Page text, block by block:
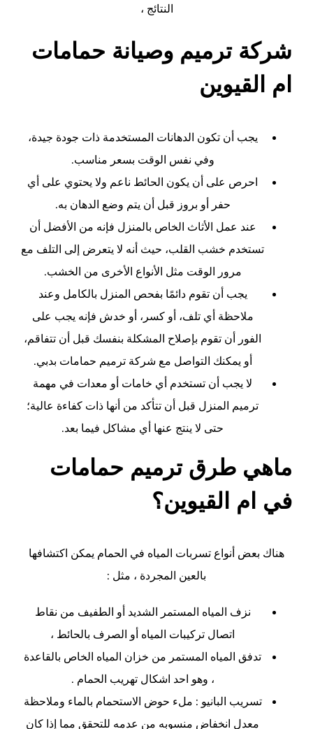
النتائج ،
شركة ترميم وصيانة حمامات
ام القيوين
يجب أن تكون الدهانات المستخدمة ذات جودة جيدة،
وفي نفس الوقت بسعر مناسب.
احرص على أن يكون الحائط ناعم ولا يحتوي على أي
حفر أو بروز قبل أن يتم وضع الدهان به.
عند عمل الأثاث الخاص بالمنزل فإنه من الأفضل أن
تستخدم خشب القلب، حيث أنه لا يتعرض إلى التلف مع
مرور الوقت مثل الأنواع الأخرى من الخشب.
يجب أن تقوم دائمًا بفحص المنزل بالكامل وعند
ملاحظة أي تلف، أو كسر، أو خدش فإنه يجب على
الفور أن تقوم بإصلاح المشكلة بنفسك قبل أن تتفاقم،
أو يمكنك التواصل مع شركة ترميم حمامات بدبي.
لا يجب أن تستخدم أي خامات أو معدات في مهمة
ترميم المنزل قبل أن تتأكد من أنها ذات كفاءة عالية؛
حتى لا ينتج عنها أي مشاكل فيما بعد.
ماهي طرق ترميم حمامات
في ام القيوين؟
هناك بعض أنواع تسربات المياه في الحمام يمكن اكتشافها
بالعين المجردة ، مثل :
نزف المياه المستمر الشديد أو الطفيف من نقاط
اتصال تركيبات المياه أو الصرف بالحائط ،
تدفق المياه المستمر من خزان المياه الخاص بالقاعدة
، وهو احد اشكال تهريب الحمام .
تسريب البانيو : ملء حوض الاستحمام بالماء وملاحظة
معدل انخفاض منسوبه من عدمه للتحقق مما إذا كان